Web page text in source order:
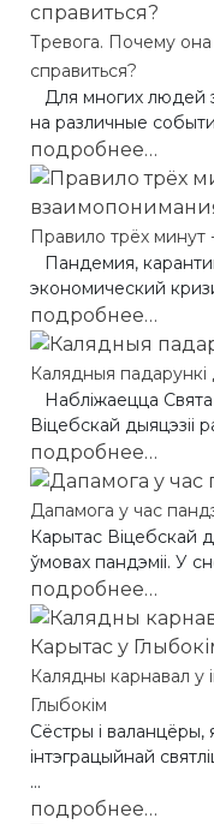
Тревога. Почему
справиться?
Для многих людей
на различные
подробнее…
Правило трёх минут
Пандемия,
экономический
подробнее…
Калядныя падарункi
Набліжаецца
Віцебскай дыяцэзіі
подробнее…
Дапамога у час
Карытас Віцебскай
ўмовах пандэміі. У
подробнее…
Калядны карнавал у
Глыбокім
Cёстры і валанцёры,
інтэграцыйнай
...
подробнее…